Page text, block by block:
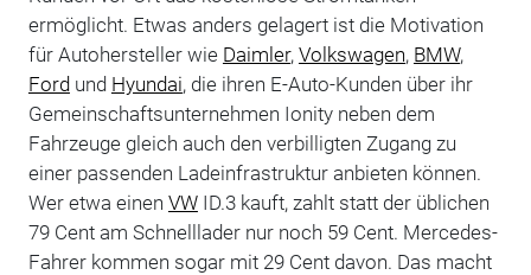
ermöglicht. Etwas anders gelagert ist die Motivation
für Autohersteller wie Daimler, Volkswagen, BMW,
Fordund Hyundai, die ihren E-Auto-Kunden über ihr
Gemeinschaftsunternehmen Ionity neben dem
Fahrzeuge gleich auch den verbilligten Zugang zu
einer passenden Ladeinfrastruktur anbieten können.
Wer etwa einen VWID.3 kauft, zahlt statt der üblichen
79 Cent am Schnelllader nur noch 59 Cent. Mercedes-
Fahrer kommen sogar mit 29 Cent davon. Das macht